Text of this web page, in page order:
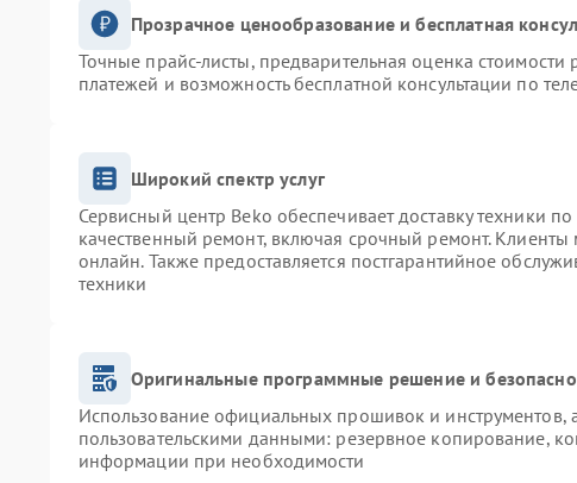
Прозрачное ценообразование и бесплатная
Точные прайс-листы, предварительная оценка стоимости
платежей и возможность бесплатной консультации по
Широкий спектр услуг
Сервисный центр Beko обеспечивает доставку техники
качественный ремонт, включая срочный ремонт. Клиенты
онлайн. Также предоставляется постгарантийное
техники
Оригинальные программные решение и
Использование официальных прошивок и инструментов,
пользовательскими данными: резервное копирование,
информации при необходимости